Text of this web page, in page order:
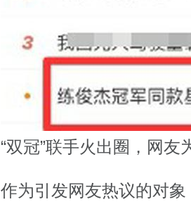
“双冠”联手火出圈，网友
作为引发网友热议的对